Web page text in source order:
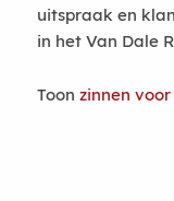
uitspraak en
in het Van Dale
Toon zinnen voor